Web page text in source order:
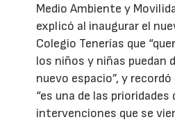
Medio Ambiente y
explicó al inaugurar el
Colegio Tenerías que
los niños y niñas puedan
nuevo espacio”, y
“es una de las
intervenciones que se